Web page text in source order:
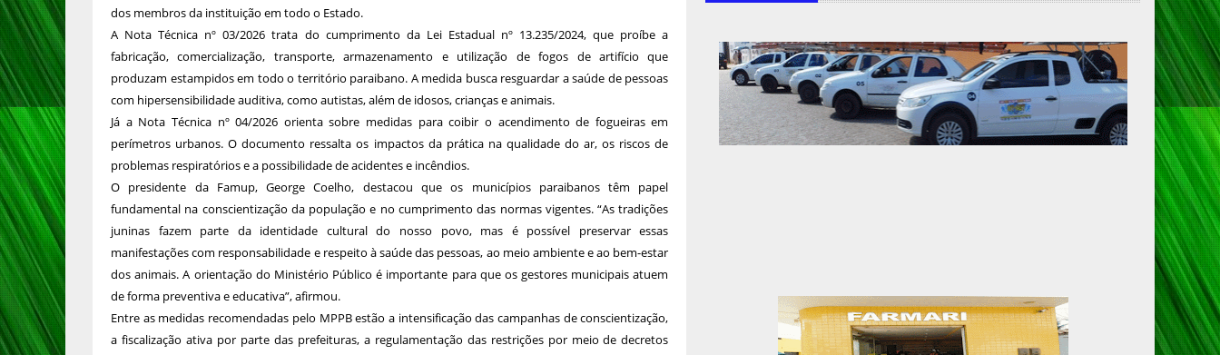
dos membros da instituição em todo o Estado.
A Nota Técnica nº 03/2026 trata do cumprimento da Lei Estadual nº 13.235/2024, que proíbe a
fabricação, comercialização, transporte, armazenamento e utilização de fogos de artifício que
produzam estampidos em todo o território paraibano. A medida busca resguardar a saúde de pessoas
com hipersensibilidade auditiva, como autistas, além de idosos, crianças e animais.
Já a Nota Técnica nº 04/2026 orienta sobre medidas para coibir o acendimento de fogueiras em
perímetros urbanos. O documento ressalta os impactos da prática na qualidade do ar, os riscos de
problemas respiratórios e a possibilidade de acidentes e incêndios.
O presidente da Famup, George Coelho, destacou que os municípios paraibanos têm papel
fundamental na conscientização da população e no cumprimento das normas vigentes. “As tradições
juninas fazem parte da identidade cultural do nosso povo, mas é possível preservar essas
manifestações com responsabilidade e respeito à saúde das pessoas, ao meio ambiente e ao bem-estar
dos animais. A orientação do Ministério Público é importante para que os gestores municipais atuem
de forma preventiva e educativa”, afirmou.
Entre as medidas recomendadas pelo MPPB estão a intensificação das campanhas de conscientização,
a fiscalização ativa por parte das prefeituras, a regulamentação das restrições por meio de decretos